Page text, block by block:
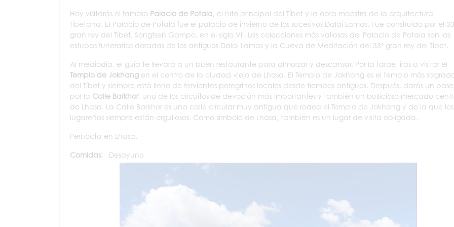
Hoy visitarás el famoso Palacio de Potala, el hito principal del Tíbet y la obra maestra de la arquitectura
tibetana. El Palacio de Potala fue el palacio de invierno de los sucesivos Dalai Lamas. Fue construido por el
gran rey del Tíbet, Songtsen Gampo, en el siglo VII. Las colecciones más valiosas del Palacio de Potala son las
estupas funerarias doradas de los antiguos Dalai Lamas y la Cueva de Meditación del 33º gran rey del Tíbet.
Al mediodía, el guía te llevará a un buen restaurante para almorzar y descansar. Por la tarde, irás a visitar el
Templo de Jokhang en el centro de la ciudad vieja de Lhasa. El Templo de Jokhang es el templo más
del Tíbet y siempre está lleno de fervientes peregrinos locales desde tiempos antiguos. Después, darás un
por la Calle Barkhor, uno de los circuitos de devoción más importantes y también un bullicioso mercado
de Lhasa. La Calle Barkhor es una calle circular muy antigua que rodea el Templo de Jokhang y de la que los
lugareños siempre están orgullosos. Como símbolo de Lhasa, también es un lugar de visita obligada.
Pernocta en Lhasa.
Comidas: Desayuno